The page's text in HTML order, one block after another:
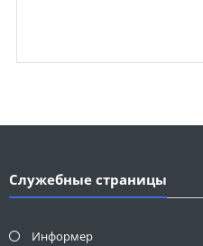
Служебные страницы
Информер